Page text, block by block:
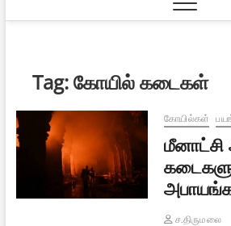
Tag:கோயில் கடைகள்
கோயில்கள்
ச.திருமலை